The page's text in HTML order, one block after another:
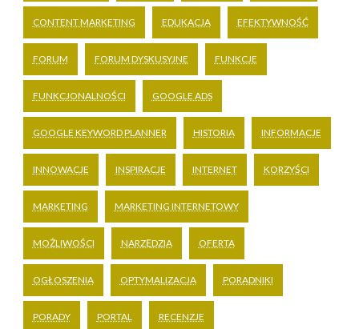
CONTENT MARKETING EDUKACJA EFEKTYWNOŚĆ
FORUM FORUM DYSKUSYJNE FUNKCJE
FUNKCJONALNOŚCI GOOGLE ADS
GOOGLE KEYWORD PLANNER HISTORIA INFORMACJE
INNOWACJE INSPIRACJE INTERNET KORZYŚCI
MARKETING MARKETING INTERNETOWY
MOŻLIWOŚCI NARZĘDZIA OFERTA
OGŁOSZENIA OPTYMALIZACJA PORADNIKI
PORADY PORTAL RECENZJE